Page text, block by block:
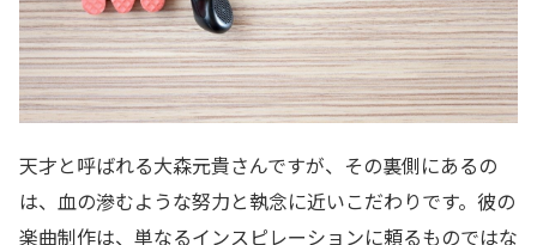
天才と呼ばれる大森元貴さんですが、その裏側にあるの
は、血の滲むような努力と執念に近いこだわりです。彼の
楽曲制作は、単なるインスピレーションに頼るものではな